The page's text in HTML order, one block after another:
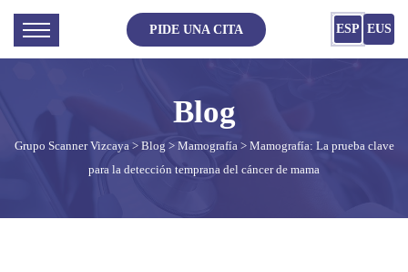
PIDE UNA CITA ESP EUS
Grupo Scanner Vizcaya> Blog > Mamografía> Mamografía: La prueba clave
para la detección temprana del cáncer de mama